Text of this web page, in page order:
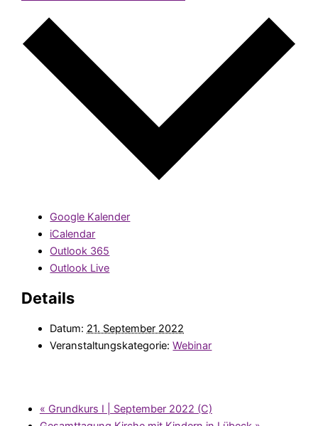
Google Kalender
iCalendar
Outlook 365
Outlook Live
Details
Datum: 21. September 2022
Veranstaltungskategorie: Webinar
« Grundkurs I | September 2022 (C)